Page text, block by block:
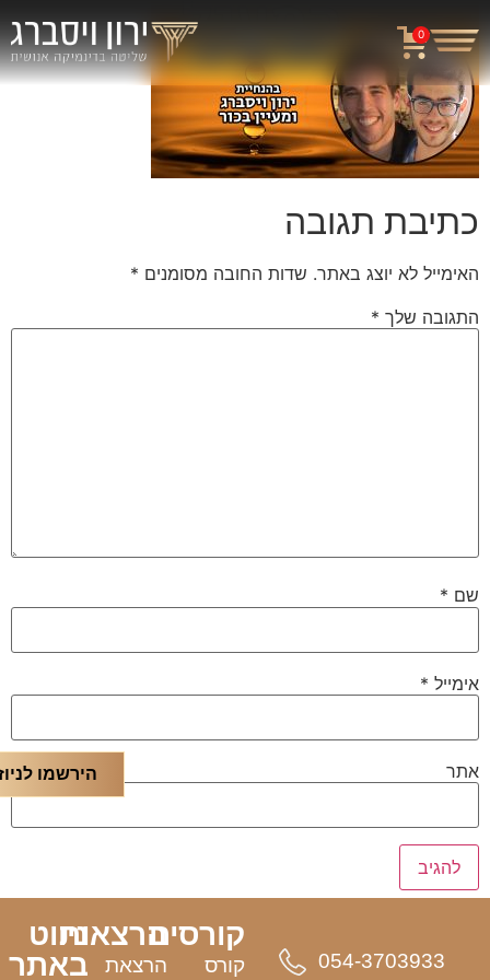
0
כתיבת תגובה
האימייל לא יוצג באתר. שדות החובה מסומנים *
התגובה שלך *
שם *
אימייל *
אתר
קורסים
קורס
הרצאות
הרצאת
ניווט
באתר
054-3703933
הירשמו